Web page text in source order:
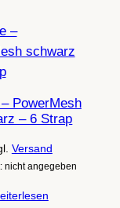
PowerMesh
– 6 Strap
Versand
nicht angegeben